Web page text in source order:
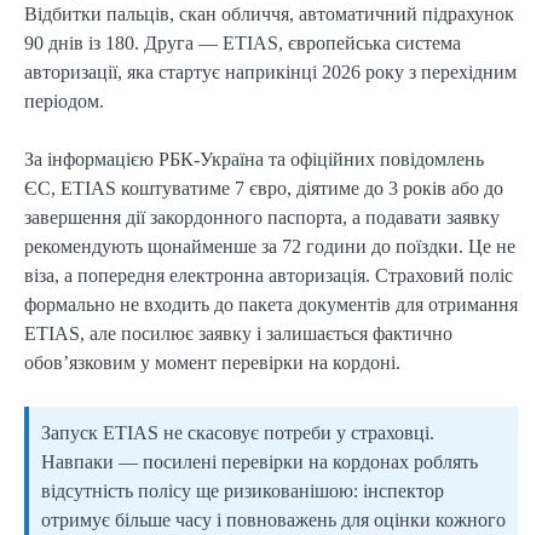
Відбитки пальців, скан обличчя, автоматичний підрахунок
90 днів із 180. Друга — ETIAS, європейська система
авторизації, яка стартує наприкінці 2026 року з перехідним
періодом.
За інформацією РБК-Україна та офіційних повідомлень
ЄС, ETIAS коштуватиме 7 євро, діятиме до 3 років або до
завершення дії закордонного паспорта, а подавати заявку
рекомендують щонайменше за 72 години до поїздки. Це не
віза, а попередня електронна авторизація. Страховий поліс
формально не входить до пакета документів для отримання
ETIAS, але посилює заявку і залишається фактично
обов’язковим у момент перевірки на кордоні.
Запуск ETIAS не скасовує потреби у страховці.
Навпаки — посилені перевірки на кордонах роблять
відсутність полісу ще ризикованішою: інспектор
отримує більше часу і повноважень для оцінки кожного